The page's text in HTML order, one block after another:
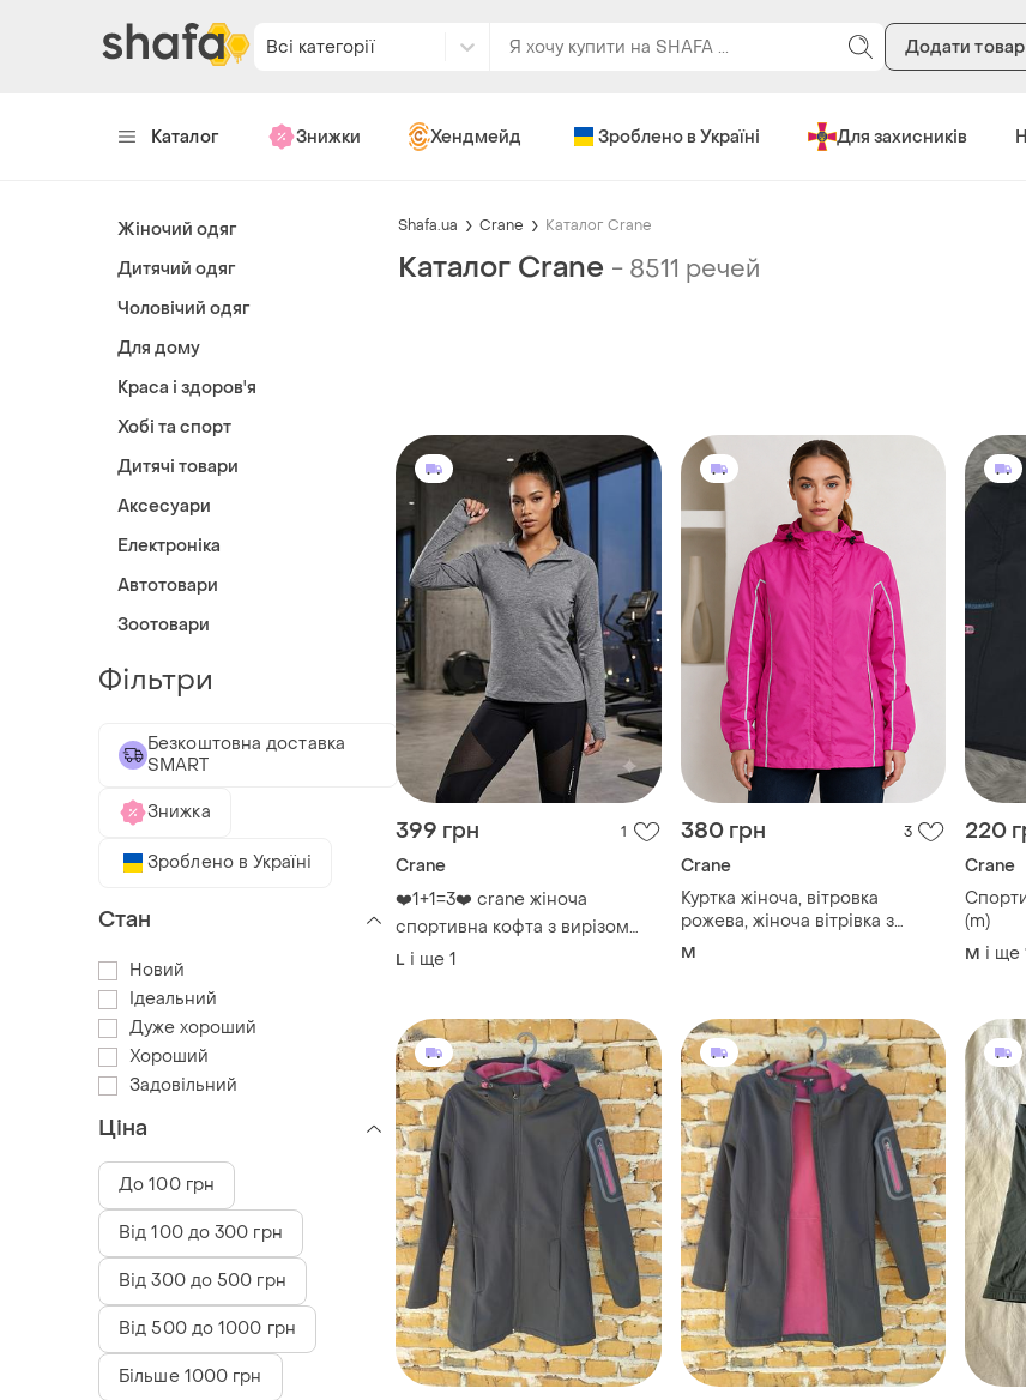
Всі категорії Додати товар
Каталог Знижки Хендмейд Зроблено в Україні Для захисників
Shafa.ua Crane Каталог Crane
Каталог Crane - 8511 речей
399 грн 1
Crane
❤️1+1=3❤️ crane жіноча
спортивна кофта з вирізом
для пальця, сірий щільний
лонгслів на блискавці,
розмір l/xl
L і ще 1
380 грн 3
Crane
Куртка жіноча, вітровка
рожева, жіноча вітрівка з
капюшоном, дощовик
M
220
Crane
(m)
M і ще
Жіночий одяг
Дитячий одяг
Чоловічий одяг
Для дому
Краса і здоров'я
Хобі та спорт
Дитячі товари
Аксесуари
Електроніка
Автотовари
Зоотовари
Фільтри
Безкоштовна доставка
SMART
Знижка
Зроблено в Україні
Стан
Новий
Ідеальний
Дуже хороший
Хороший
Задовільний
Ціна
До 100 грн
Від 100 до 300 грн
Від 300 до 500 грн
Від 500 до 1000 грн
Більше 1000 грн